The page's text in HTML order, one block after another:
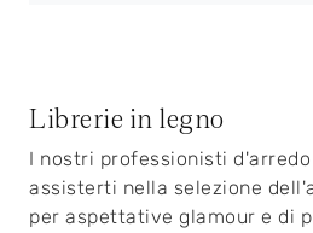
Librerie in legno
I nostri professionisti
assisterti nella selezione
per aspettative glamour e di